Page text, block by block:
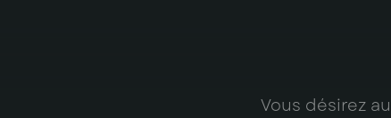
Vous désirez